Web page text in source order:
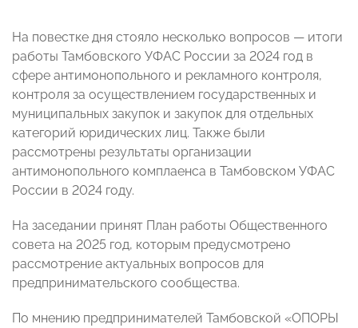
На повестке дня стояло несколько вопросов — итоги
работы Тамбовского УФАС России за 2024 год в
сфере антимонопольного и рекламного контроля,
контроля за осуществлением государственных и
муниципальных закупок и закупок для отдельных
категорий юридических лиц. Также были
рассмотрены результаты организации
антимонопольного комплаенса в Тамбовском УФАС
России в 2024 году.
На заседании принят План работы Общественного
совета на 2025 год, которым предусмотрено
рассмотрение актуальных вопросов для
предпринимательского сообщества.
По мнению предпринимателей Тамбовской «ОПОРЫ